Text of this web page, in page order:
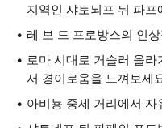
지역인 샤토뇌프 뒤 파
레 보 드 프로방스의 인
로마 시대로 거슬러 올
서 경이로움을 느껴보세
아비뇽 중세 거리에서 자